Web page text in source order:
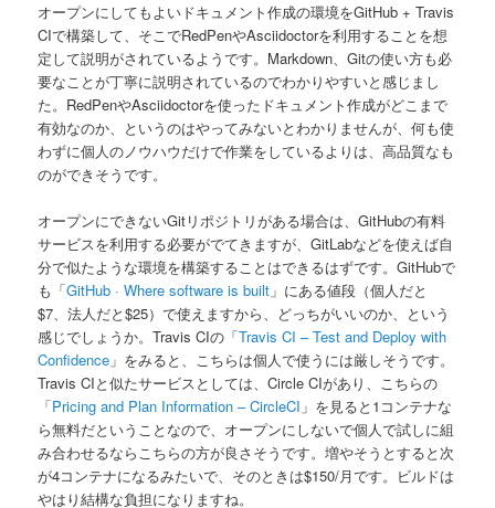
オープンにしてもよいドキュメント作成の環境をGitHub + Travis
CIで構築して、そこでRedPenやAsciidoctorを利用することを想
定して説明がされているようです。Markdown、Gitの使い方も必
要なことが丁寧に説明されているのでわかりやすいと感じまし
た。RedPenやAsciidoctorを使ったドキュメント作成がどこまで
有効なのか、というのはやってみないとわかりませんが、何も使
わずに個人のノウハウだけで作業をしているよりは、高品質なも
のができそうです。
オープンにできないGitリポジトリがある場合は、GitHubの有料
サービスを利用する必要がでてきますが、GitLabなどを使えば自
分で似たような環境を構築することはできるはずです。GitHubで
も「GitHub · Where software is built 」にある値段（個人だと
$7、法人だと$25）で使えますから、どっちがいいのか、という
感じでしょうか。Travis CIの「Travis CI – Test and Deploy with
Confidence 」をみると、こちらは個人で使うには厳しそうです。
Travis CIと似たサービスとしては、Circle CIがあり、こちらの
「Pricing and Plan Information – CircleCI 」を見ると1コンテナな
ら無料だということなので、オープンにしないで個人で試しに組
み合わせるならこちらの方が良さそうです。増やそうとすると次
が4コンテナになるみたいで、そのときは$150/月です。ビルドは
やはり結構な負担になりますね。